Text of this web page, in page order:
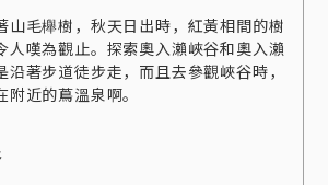
山毛櫸樹，秋天日出時，紅黃相間的樹
人嘆為觀止。探索奧入瀨峽谷和奧入瀨
著步道徒步走，而且去參觀峽谷時，
近的蔦溫泉啊。